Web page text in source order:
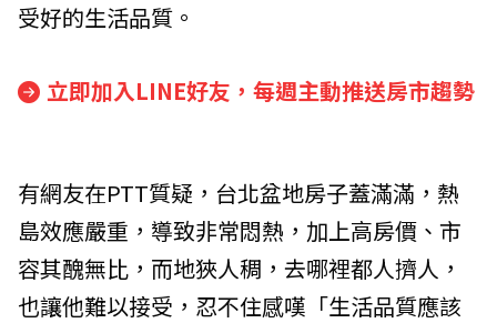
受好的生活品質。
立即加入LINE好友，每週主動推送房市趨勢
有網友在PTT質疑，台北盆地房子蓋滿滿，熱
島效應嚴重，導致非常悶熱，加上高房價、市
容其醜無比，而地狹人稠，去哪裡都人擠人，
也讓他難以接受，忍不住感嘆「生活品質應該